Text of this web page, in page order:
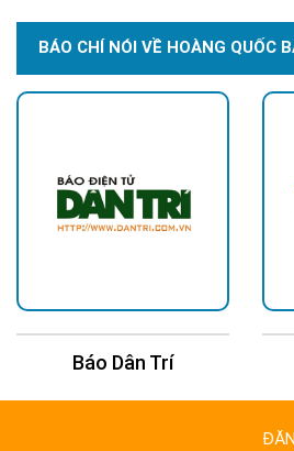
BÁO CHÍ NÓI VỀ HOÀNG QUỐC
Báo Dân Trí